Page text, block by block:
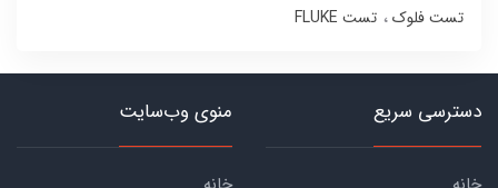
تست فلوک
تست FLUKE
دسترسی سریع منوی وب‌سایت